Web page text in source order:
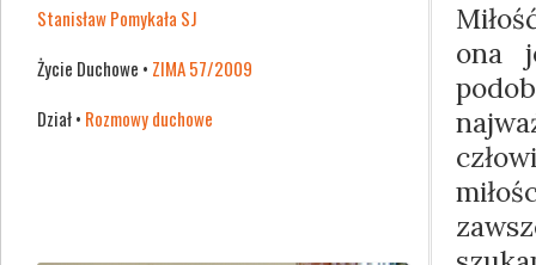
Stanisław Pomykała SJ
Życie Duchowe • ZIMA 57/2009
Dział • Rozmowy duchowe
ona